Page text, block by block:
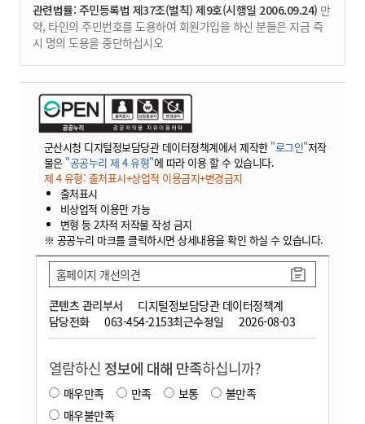
관련법률: 주민등록법 제37조(벌칙) 제9호(시행일 2006.09.24) 만
약, 타인의 주민번호를 도용하여 회원가입을 하신 분들은 지금 즉
시 명의 도용을 중단하십시오
군산시청 디지털정보담당관 데이터정책계에서 제작한 "로그인"저작
물은 "공공누리 제 4 유형"에 따라 이용 할 수 있습니다.
제 4 유형: 출처표시+상업적 이용금지+변경금지
출처표시
비상업적 이용만 가능
변형 등 2차적 저작물 작성 금지
※ 공공누리 마크를 클릭하시면 상세내용을 확인 하실 수 있습니다.
콘텐츠 관리부서
디지털정보담당관 데이터정책계
담당전화
063-454-2153최근수정일 2026-08-03
홈페이지 개선의견
열람하신 정보에 대해 만족하십니까?
매우만족 만족 보통
불만족
매우불만족